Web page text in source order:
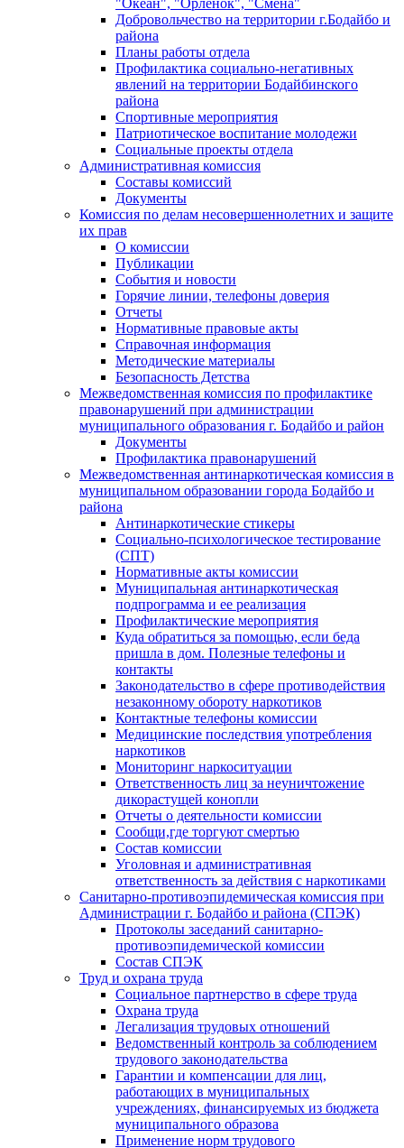
"Океан", "Орленок", "Смена"
Добровольчество на территории г.Бодайбо и
района
Планы работы отдела
Профилактика социально-негативных
явлений на территории Бодайбинского
района
Спортивные мероприятия
Патриотическое воспитание молодежи
Социальные проекты отдела
Административная комиссия
Составы комиссий
Документы
Комиссия по делам несовершеннолетних и защите
их прав
О комиссии
Публикации
События и новости
Горячие линии, телефоны доверия
Отчеты
Нормативные правовые акты
Справочная информация
Методические материалы
Безопасность Детства
Межведомственная комиссия по профилактике
правонарушений при администрации
муниципального образования г. Бодайбо и район
Документы
Профилактика правонарушений
Межведомственная антинаркотическая комиссия в
муниципальном образовании города Бодайбо и
района
Антинаркотические стикеры
Социально-психологическое тестирование
(СПТ)
Нормативные акты комиссии
Муниципальная антинаркотическая
подпрограмма и ее реализация
Профилактические мероприятия
Куда обратиться за помощью, если беда
пришла в дом. Полезные телефоны и
контакты
Законодательство в сфере противодействия
незаконному обороту наркотиков
Контактные телефоны комиссии
Медицинские последствия употребления
наркотиков
Мониторинг наркоситуации
Ответственность лиц за неуничтожение
дикорастущей конопли
Отчеты о деятельности комиссии
Сообщи,где торгуют смертью
Состав комиссии
Уголовная и административная
ответственность за действия с наркотиками
Санитарно-противоэпидемическая комиссия при
Администрации г. Бодайбо и района (СПЭК)
Протоколы заседаний санитарно-
противоэпидемической комиссии
Состав СПЭК
Труд и охрана труда
Социальное партнерство в сфере труда
Охрана труда
Легализация трудовых отношений
Ведомственный контроль за соблюдением
трудового законодательства
Гарантии и компенсации для лиц,
работающих в муниципальных
учреждениях, финансируемых из бюджета
муниципального образова
Применение норм трудового